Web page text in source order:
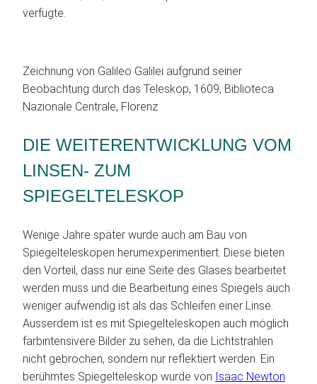
verfügte.
Zeichnung von Galileo Galilei aufgrund seiner
Beobachtung durch das Teleskop, 1609, Biblioteca
Nazionale Centrale, Florenz
DIE WEITERENTWICKLUNG VOM
LINSEN- ZUM
SPIEGELTELESKOP
Wenige Jahre später wurde auch am Bau von
Spiegelteleskopen herumexperimentiert. Diese bieten
den Vorteil, dass nur eine Seite des Glases bearbeitet
werden muss und die Bearbeitung eines Spiegels auch
weniger aufwendig ist als das Schleifen einer Linse.
Ausserdem ist es mit Spiegelteleskopen auch möglich
farbintensivere Bilder zu sehen, da die Lichtstrahlen
nicht gebrochen, sondern nur reflektiert werden. Ein
berühmtes Spiegelteleskop wurde von Isaac Newton